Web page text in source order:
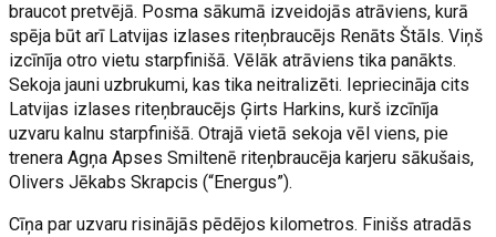
braucot pretvējā. Posma sākumā izveidojās atrāviens, kurā
spēja būt arī Latvijas izlases riteņbraucējs Renāts Štāls. Viņš
izcīnīja otro vietu starpfinišā. Vēlāk atrāviens tika panākts.
Sekoja jauni uzbrukumi, kas tika neitralizēti. Iepriecināja cits
Latvijas izlases riteņbraucējs Ģirts Harkins, kurš izcīnīja
uzvaru kalnu starpfinišā. Otrajā vietā sekoja vēl viens, pie
trenera Agņa Apses Smiltenē riteņbraucēja karjeru sākušais,
Olivers Jēkabs Skrapcis (“Energus”).
Cīņa par uzvaru risinājās pēdējos kilometros. Finišs atradās